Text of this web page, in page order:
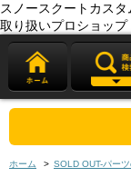
スノースクートカ
取り扱いプロショップ
ホーム > SOLD OUT-パー